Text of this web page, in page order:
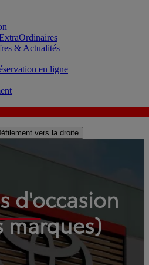
& Actualités
en ligne
vers la droite
d'occasion
marques)